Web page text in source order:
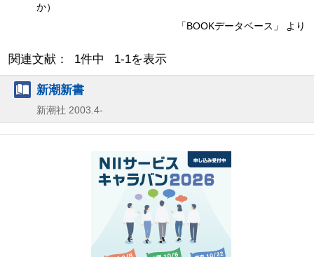
か）
「BOOKデータベース」 より
関連文献： 1件中 1-1を表示
新潮新書
新潮社 2003.4-